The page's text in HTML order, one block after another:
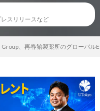
レスリリースなど
、再春館製薬所のグローバル